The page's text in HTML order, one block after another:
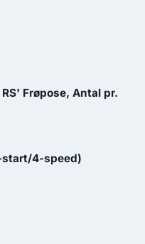
Frøpose, Antal pr.
start/4-speed)